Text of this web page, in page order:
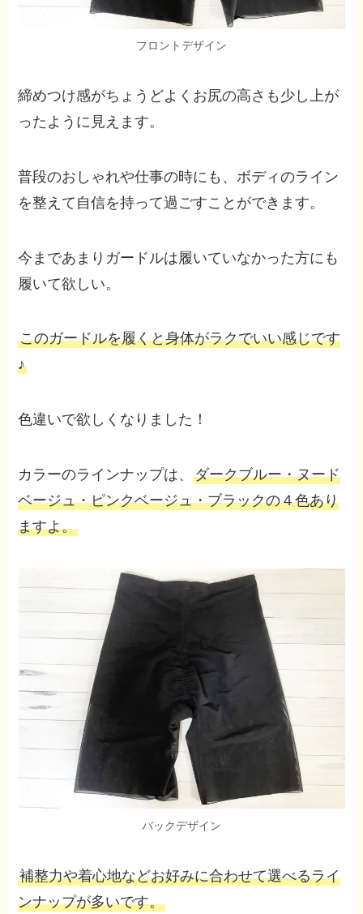
フロントデザイン
締めつけ感がちょうどよくお尻の高さも少し上が
ったように見えます。
普段のおしゃれや仕事の時にも、ボディのライン
を整えて自信を持って過ごすことができます。
今まであまりガードルは履いていなかった方にも
履いて欲しい。
このガードルを履くと身体がラクでいい感じです
♪
色違いで欲しくなりました！
カラーのラインナップは、ダークブルー・ヌード
ベージュ・ピンクベージュ・ブラックの４色あり
ますよ。
バックデザイン
補整力や着心地などお好みに合わせて選べるライ
ンナップが多いです。